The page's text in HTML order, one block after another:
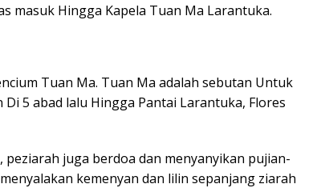
masuk Hingga Kapela Tuan Ma Larantuka.
Tuan Ma. Tuan Ma adalah sebutan Untuk
5 abad lalu Hingga Pantai Larantuka, Flores
juga berdoa dan menyanyikan pujian-
kemenyan dan lilin sepanjang ziarah